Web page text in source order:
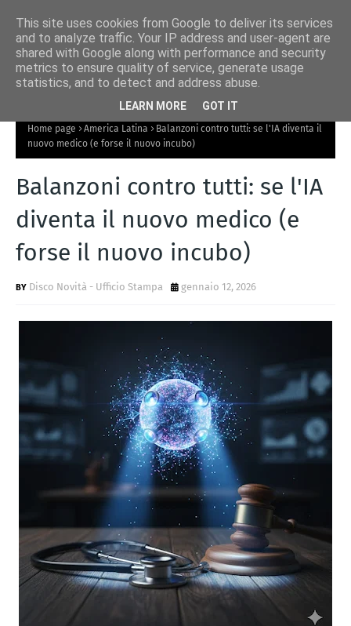
Home page America Latina
Balanzoni contro tutti: se l'IA diventa il
nuovo medico (e forse il nuovo incubo)
Balanzoni contro tutti: se l'IA
diventa il nuovo medico (e
forse il nuovo incubo)
Disco Novità - Ufficio Stampa gennaio 12, 2026
This site uses cookies from Google to deliver its services
and to analyze traffic. Your IP address and user-agent are
shared with Google along with performance and security
metrics to ensure quality of service, generate usage
statistics, and to detect and address abuse.
LEARN MORE GOT IT